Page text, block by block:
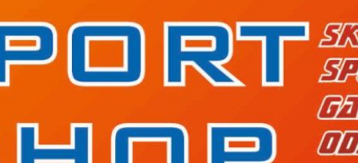
WKS wygrywa pierwszą edycję Ligi Szóstek w
Gwdzie Wielkiej
I mamy kolejne gry kontrolne, piłkarskie
granie przed nami